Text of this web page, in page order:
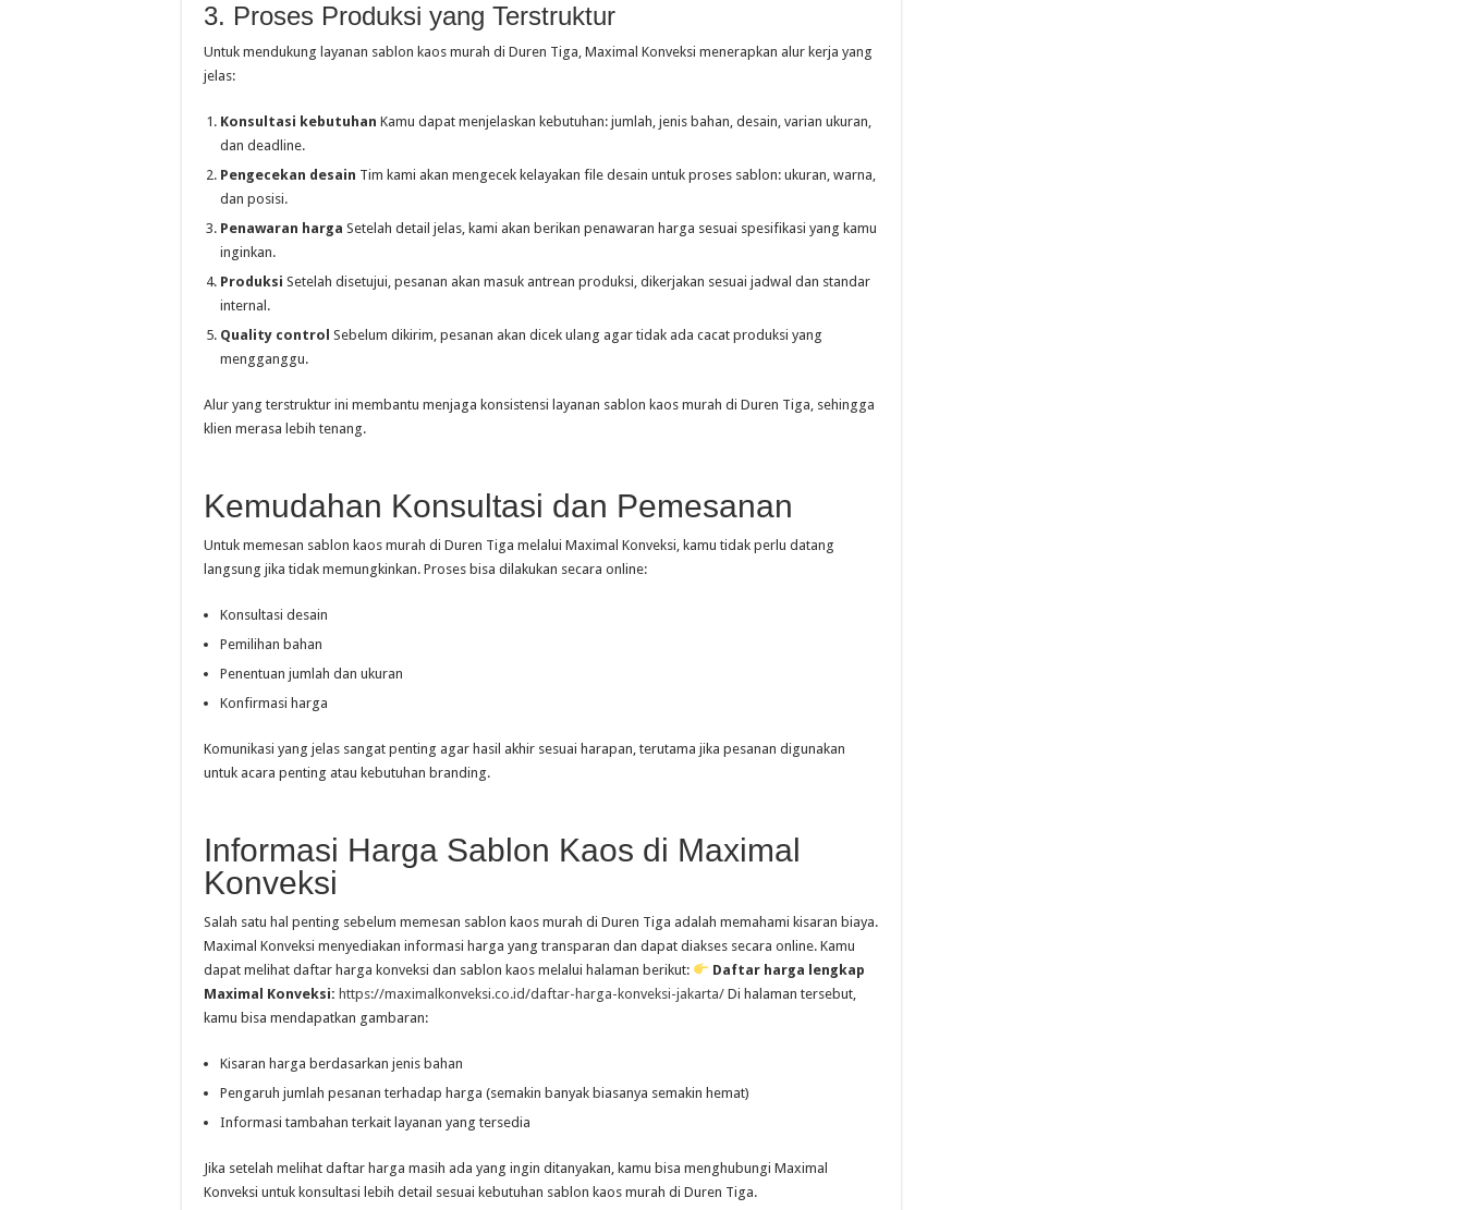
3. Proses Produksi yang Terstruktur
Untuk mendukung layanan sablon kaos murah di Duren Tiga, Maximal Konveksi menerapkan alur kerja yang
jelas:
Konsultasi kebutuhan Kamu dapat menjelaskan kebutuhan: jumlah, jenis bahan, desain, varian ukuran,
dan deadline.
Pengecekan desain Tim kami akan mengecek kelayakan file desain untuk proses sablon: ukuran, warna,
dan posisi.
Penawaran harga Setelah detail jelas, kami akan berikan penawaran harga sesuai spesifikasi yang kamu
inginkan.
Produksi Setelah disetujui, pesanan akan masuk antrean produksi, dikerjakan sesuai jadwal dan standar
internal.
Quality control Sebelum dikirim, pesanan akan dicek ulang agar tidak ada cacat produksi yang
mengganggu.
Alur yang terstruktur ini membantu menjaga konsistensi layanan sablon kaos murah di Duren Tiga, sehingga
klien merasa lebih tenang.
Kemudahan Konsultasi dan Pemesanan
Untuk memesan sablon kaos murah di Duren Tiga melalui Maximal Konveksi, kamu tidak perlu datang
langsung jika tidak memungkinkan. Proses bisa dilakukan secara online:
Konsultasi desain
Pemilihan bahan
Penentuan jumlah dan ukuran
Konfirmasi harga
Komunikasi yang jelas sangat penting agar hasil akhir sesuai harapan, terutama jika pesanan digunakan
untuk acara penting atau kebutuhan branding.
Informasi Harga Sablon Kaos di Maximal
Konveksi
Salah satu hal penting sebelum memesan sablon kaos murah di Duren Tiga adalah memahami kisaran biaya.
Maximal Konveksi menyediakan informasi harga yang transparan dan dapat diakses secara online. Kamu
dapat melihat daftar harga konveksi dan sablon kaos melalui halaman berikut:
Daftar harga lengkap
Maximal Konveksi: https://maximalkonveksi.co.id/daftar-harga-konveksi-jakarta/ Di halaman tersebut,
kamu bisa mendapatkan gambaran:
Kisaran harga berdasarkan jenis bahan
Pengaruh jumlah pesanan terhadap harga (semakin banyak biasanya semakin hemat)
Informasi tambahan terkait layanan yang tersedia
Jika setelah melihat daftar harga masih ada yang ingin ditanyakan, kamu bisa menghubungi Maximal
Konveksi untuk konsultasi lebih detail sesuai kebutuhan sablon kaos murah di Duren Tiga.